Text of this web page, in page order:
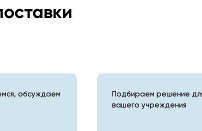
обсуждаем
Подбираем решение
вашего учреждения